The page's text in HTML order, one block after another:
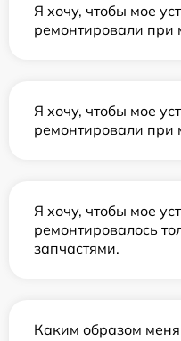
Я хочу, чтобы мое
ремонтировали при
Я хочу, чтобы мое
ремонтировали при
Я хочу, чтобы мое
ремонтировалось
запчастями.
Каким образом